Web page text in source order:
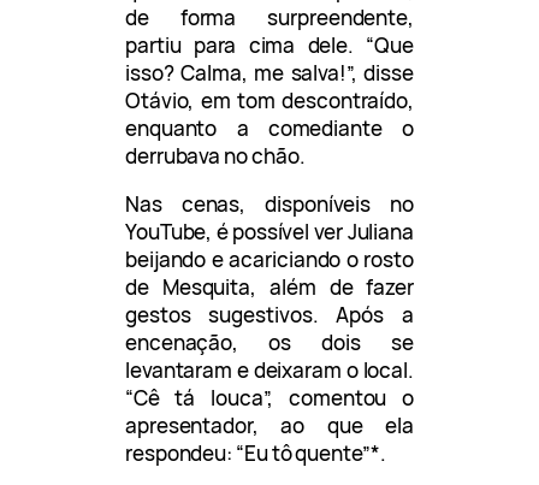
de forma surpreendente,
partiu para cima dele. “Que
isso? Calma, me salva!”, disse
Otávio, em tom descontraído,
enquanto a comediante o
derrubava no chão.
Nas cenas, disponíveis no
YouTube, é possível ver Juliana
beijando e acariciando o rosto
de Mesquita, além de fazer
gestos sugestivos. Após a
encenação, os dois se
levantaram e deixaram o local.
“Cê tá louca”, comentou o
apresentador, ao que ela
respondeu: “Eu tô quente”*.